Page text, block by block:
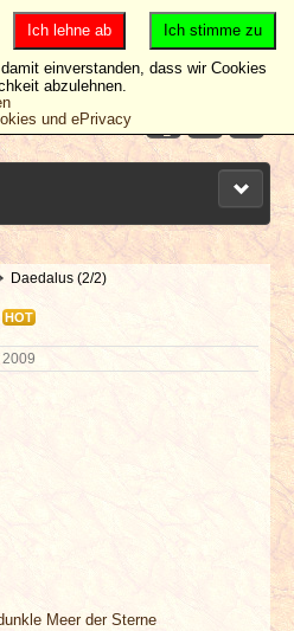
Daedalus (2/2)
HOT
2009
Meer der Sterne
Ich stimme zu
Ich lehne ab
einverstanden, dass wir Cookies
abzulehnen.
und ePrivacy